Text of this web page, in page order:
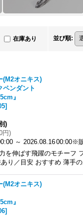
在庫あり 並び順:
(M2オニキス)
ペンダント
』
]
)
円)
～ 2026.08.1600:00※
を伸ばす飛躍のモチーフ
り／目安 おすすめ 薄手
(M2オニキス)
』
]